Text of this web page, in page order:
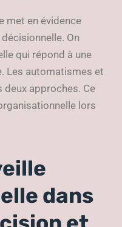
met en évidence
On
qui répond à une
Les automatismes et
deux approches. Ce
lors
dans